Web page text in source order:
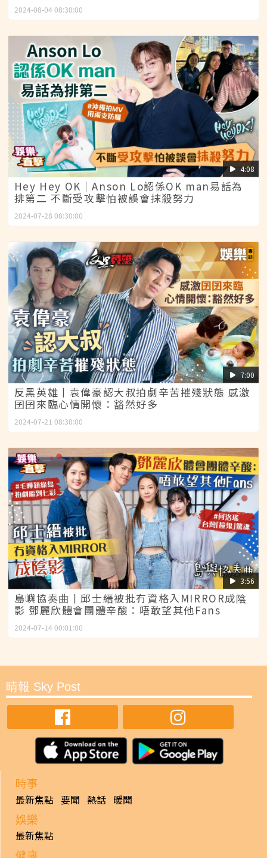
2024-08-04 08:30:00
4:08
Hey Hey OK│Anson Lo認係OK man易話為
排第二 不斷受攻擊怕被誤會抹殺努力
2024-07-28 08:30:00
7:00
反黑英雄丨袁偉豪認大叔拍劇辛苦摧殘狀態 感激
囝囝來臨心情開懷：豁然好多
2024-07-21 08:30:00
3:56
島嶼協奏曲丨邱士縉被批冇資格入MIRROR成陰
影 鄧麗欣體會團體辛酸：唔敢望其他Fans
2024-07-14 00:01:00
晴報 Sky Post
時事
最新焦點 要聞 熱話 暖聞
娛樂
最新焦點